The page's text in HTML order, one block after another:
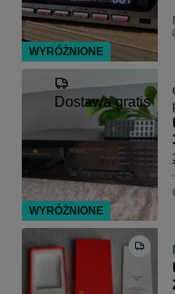
Dostawa gratis
WYRÓŻNIONE
WYRÓŻNIONE